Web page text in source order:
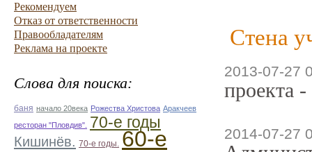
Рекомендуем
Отказ от ответственности
Правообладателям
Реклама на проекте
Слова для поиска:
баня начало 20века Рожества Христова Аракчеев
ресторан "Пловдив".
70-е годы
Кишинёв. 70-е годы. 60-е
Стена
2013-07-27
проекта
2014-07-27